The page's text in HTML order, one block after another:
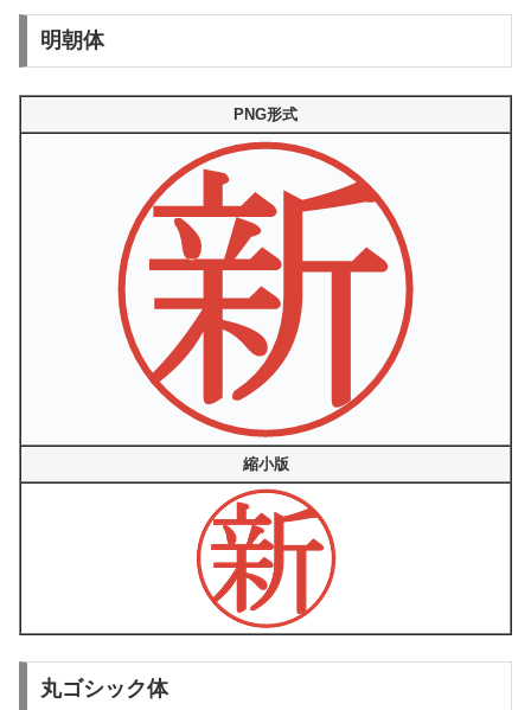
明朝体
PNG形式
縮小版
丸ゴシック体